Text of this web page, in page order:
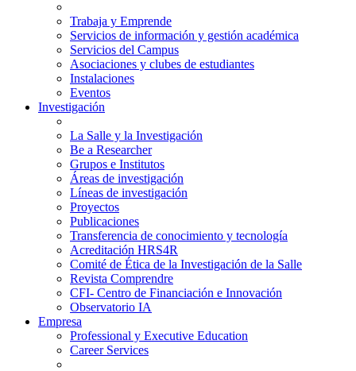
Trabaja y Emprende
Servicios de información y gestión académica
Servicios del Campus
Asociaciones y clubes de estudiantes
Instalaciones
Eventos
Investigación
La Salle y la Investigación
Be a Researcher
Grupos e Institutos
Áreas de investigación
Líneas de investigación
Proyectos
Publicaciones
Transferencia de conocimiento y tecnología
Acreditación HRS4R
Comité de Ética de la Investigación de la Salle
Revista Comprendre
CFI- Centro de Financiación e Innovación
Observatorio IA
Empresa
Professional y Executive Education
Career Services